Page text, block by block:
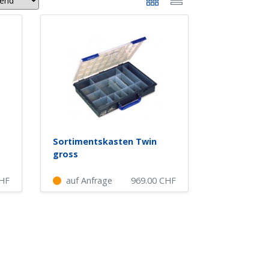
Sortimentskasten Twin
gross
auf Anfrage 969.00 CHF